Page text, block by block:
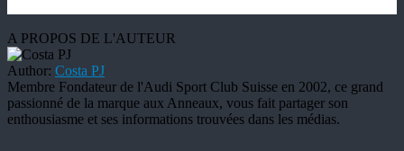
A PROPOS DE L'AUTEUR
Author: Costa PJ
Membre Fondateur de l'Audi Sport Club Suisse en 2002, ce grand
passionné de la marque aux Anneaux, vous fait partager son
enthousiasme et ses informations trouvées dans les médias.